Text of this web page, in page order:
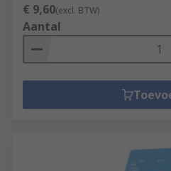
€ 9,60(excl. BTW)
Aantal